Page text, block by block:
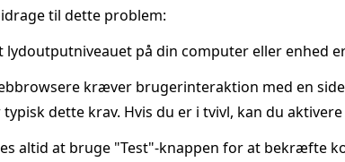
til dette problem:
lydoutputniveauet på din computer eller enhed
kræver brugerinteraktion med en
dette krav. Hvis du er i tvivl, kan du
altid at bruge "Test"-knappen for at bekræfte